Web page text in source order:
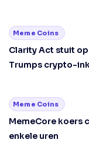
Meme Coins
Clarity Act stuit
Trumps crypto-
Meme Coins
MemeCore koers
enkele uren